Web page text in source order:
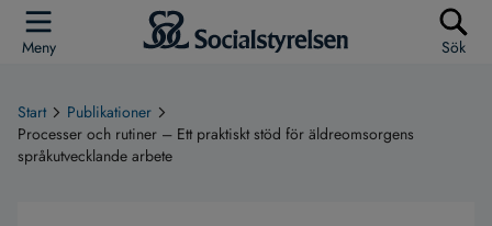
Meny Sök
Start
Publikationer
Processer och rutiner – Ett praktiskt stöd för äldreomsorgens
språkutvecklande arbete